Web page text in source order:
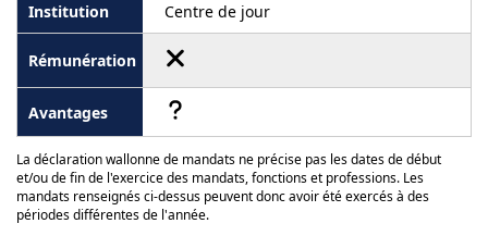
Centre de jour
La déclaration wallonne de mandats ne précise pas les dates de début
et/ou de fin de l'exercice des mandats, fonctions et professions. Les
mandats renseignés ci-dessus peuvent donc avoir été exercés à des
périodes différentes de l'année.